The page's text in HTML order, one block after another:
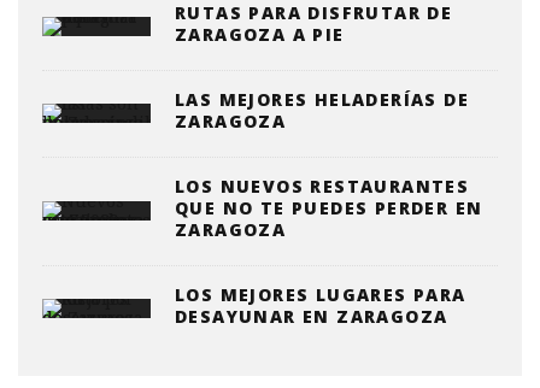
RUTAS PARA DISFRUTAR DE
ZARAGOZA A PIE
LAS MEJORES HELADERÍAS DE
ZARAGOZA
LOS NUEVOS RESTAURANTES
QUE NO TE PUEDES PERDER EN
ZARAGOZA
LOS MEJORES LUGARES PARA
DESAYUNAR EN ZARAGOZA